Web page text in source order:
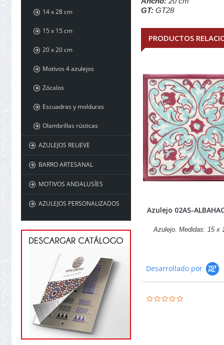
14 x 28 cm
15 x 15 cm
20 x 20 cm
Motivos 4 azulejos
Zócalos
Escuadras y molduras
Olambrillas rústicas
AZULEJOS RELIEVE
BARRO ARTESANAL
MOTIVOS ANDALUSÍES
AZULEJOS PERSONALIZADOS
GT: GT28
PRODUCTOS
Azulejo 02AS-
Azulejo. Medidas: 15 x
Desarrollado por